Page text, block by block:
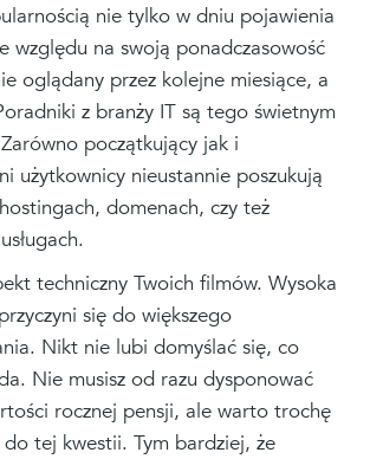
nie tylko w dniu pojawienia
względu na swoją ponadczasowość
oglądany przez kolejne miesiące, a
z branży IT są tego świetnym
początkujący jak i
użytkownicy nieustannie poszukują
domenach, czy też
techniczny Twoich filmów. Wysoka
się do większego
Nikt nie lubi domyślać się, co
Nie musisz od razu dysponować
rocznej pensji, ale warto trochę
do tej kwestii. Tym bardziej, że